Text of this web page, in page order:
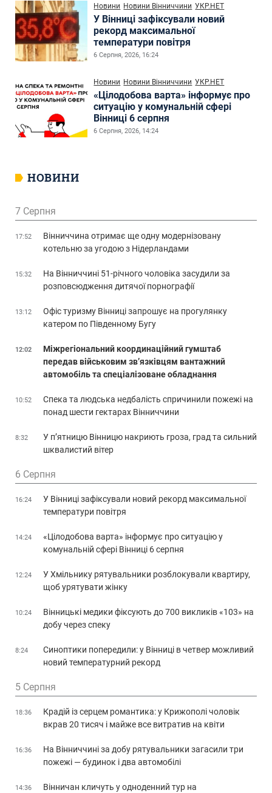
Новини Новини Вінниччини УКР.НЕТ
У Вінниці зафіксували новий
рекорд максимальної
температури повітря
6 Серпня, 2026, 16:24
Новини Новини Вінниччини УКР.НЕТ
«Цілодобова варта» інформує про
ситуацію у комунальній сфері
Вінниці 6 серпня
6 Серпня, 2026, 14:24
НОВИНИ
7 Серпня
17:52
Вінниччина отримає ще одну модернізовану
котельню за угодою з Нідерландами
15:32
На Вінниччині 51-річного чоловіка засудили за
розповсюдження дитячої порнографії
13:12
Офіс туризму Вінниці запрошує на прогулянку
катером по Південному Бугу
12:02
Міжрегіональний координаційний гумштаб
передав військовим зв’язківцям вантажний
автомобіль та спеціалізоване обладнання
10:52
Спека та людська недбалість спричинили пожежі на
понад шести гектарах Вінниччини
8:32
У п’ятницю Вінницю накриють гроза, град та сильний
шквалистий вітер
6 Серпня
16:24
У Вінниці зафіксували новий рекорд максимальної
температури повітря
14:24
«Цілодобова варта» інформує про ситуацію у
комунальній сфері Вінниці 6 серпня
12:24
У Хмільнику рятувальники розблокували квартиру,
щоб урятувати жінку
10:24
Вінницькі медики фіксують до 700 викликів «103» на
добу через спеку
8:24
Синоптики попередили: у Вінниці в четвер можливий
новий температурний рекорд
5 Серпня
18:36
Крадій із серцем романтика: у Крижополі чоловік
вкрав 20 тисяч і майже все витратив на квіти
16:36
На Вінниччині за добу рятувальники загасили три
пожежі — будинок і два автомобілі
14:36
Вінничан кличуть у одноденний тур на